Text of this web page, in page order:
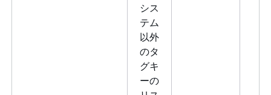
シス
テム
以外
のタ
グキ
ーの